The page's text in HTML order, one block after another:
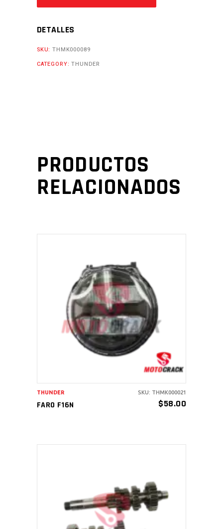
DETALLES
SKU:THMK000089
CATEGORY:THUNDER
PRODUCTOS
RELACIONADOS
AÑADIR AL CARRITO
FARO F16N $58.00
THUNDER SKU: THMK000021
AÑADIR AL CARRITO